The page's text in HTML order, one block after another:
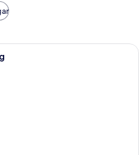
Ett hotellrum med en säng, en